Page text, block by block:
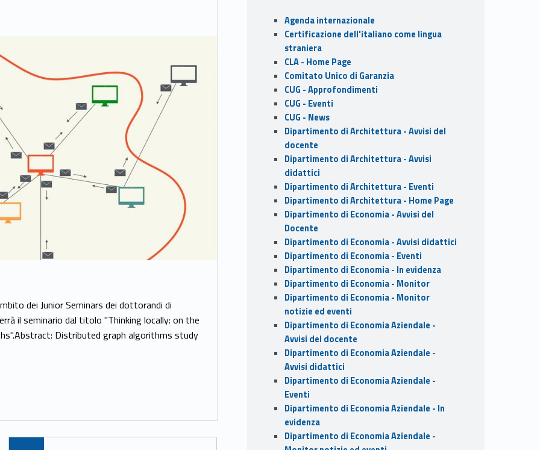
dei Junior Seminars dei dottorandi di
il seminario dal titolo "Thinking locally: on the
Distributed graph algorithms study
Sidebar
Agenda internazionale
Certificazione dell'italiano come lingua
straniera
CLA - Home Page
Comitato Unico di Garanzia
CUG - Approfondimenti
CUG - Eventi
CUG - News
Dipartimento di Architettura - Avvisi del
docente
Dipartimento di Architettura - Avvisi
didattici
Dipartimento di Architettura - Eventi
Dipartimento di Architettura - Home Page
Dipartimento di Economia - Avvisi del
Docente
Dipartimento di Economia - Avvisi didattici
Dipartimento di Economia - Eventi
Dipartimento di Economia - In evidenza
Dipartimento di Economia - Monitor
Dipartimento di Economia - Monitor
notizie ed eventi
Dipartimento di Economia Aziendale -
Avvisi del docente
Dipartimento di Economia Aziendale -
Avvisi didattici
Dipartimento di Economia Aziendale -
Eventi
Dipartimento di Economia Aziendale - In
evidenza
Dipartimento di Economia Aziendale -